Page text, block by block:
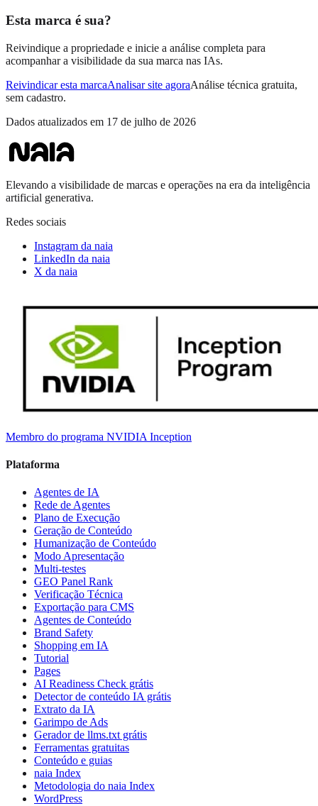
Esta marca é sua?
Reivindique a propriedade e inicie a análise completa para
acompanhar a visibilidade da sua marca nas IAs.
Reivindicar esta marcaAnalisar site agoraAnálise técnica gratuita,
sem cadastro.
Dados atualizados em 17 de julho de 2026
Elevando a visibilidade de marcas e operações na era da inteligência
artificial generativa.
Redes sociais
Instagram da naia
LinkedIn da naia
X da naia
Membro do programa NVIDIA Inception
Plataforma
Agentes de IA
Rede de Agentes
Plano de Execução
Geração de Conteúdo
Humanização de Conteúdo
Modo Apresentação
Multi-testes
GEO Panel Rank
Verificação Técnica
Exportação para CMS
Agentes de Conteúdo
Brand Safety
Shopping em IA
Tutorial
Pages
AI Readiness Check grátis
Detector de conteúdo IA grátis
Extrato da IA
Garimpo de Ads
Gerador de llms.txt grátis
Ferramentas gratuitas
Conteúdo e guias
naia Index
Metodologia do naia Index
WordPress